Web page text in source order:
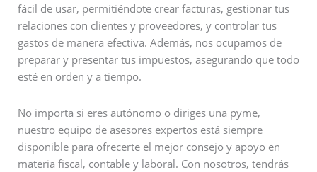
fácil de usar, permitiéndote crear facturas, gestionar tus
relaciones con clientes y proveedores, y controlar tus
gastos de manera efectiva. Además, nos ocupamos de
preparar y presentar tus impuestos, asegurando que todo
esté en orden y a tiempo.
No importa si eres autónomo o diriges una pyme,
nuestro equipo de asesores expertos está siempre
disponible para ofrecerte el mejor consejo y apoyo en
materia fiscal, contable y laboral. Con nosotros, tendrás